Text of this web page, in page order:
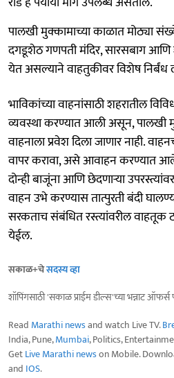
पालखी मुक्कामाच्या काळात मोठ्या
दगडूशेठ गणपती मंदिर, सारसबाग आणि
येत असल्याने वाहतुकीवर विशेष
भाविकांच्या वाहनांसाठी शहरातील
व्यवस्था करण्यात आली असून, पालखी
वाहनाला प्रवेश दिला जाणार नाही.
वापर करावा, असे आवाहन करण्यात
दोन्ही बाजूंना आणि छेदणाऱ्या
वाहन उभे करण्यास तात्पुरती बंदी
सरकताच संबंधित रस्त्यांवरील वाहतूक
येईल.
सकाळ+चेसदस्य व्हा
शॉपिंगसाठी 'सकाळ प्राईम डील्स'च्या भन्नाट ऑफर्स
Read Marathi newsand watch Live TV.
India, Pune,Mumbai, Politics,
GetLive Marathi newson Mobile.
and IOS.